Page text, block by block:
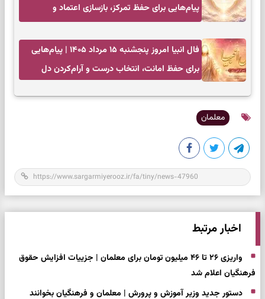
پیام‌هایی برای حفظ تمرکز، بازسازی اعتماد و
فال انبیا امروز پنجشنبه ۱۵ مرداد ۱۴۰۵ | پیام‌هایی
برای حفظ امانت، انتخاب درست و آرام‌کردن دل
معلمان
اخبار مرتبط
واریزی ۲۶ تا ۴۶ میلیون تومان برای معلمان | جزییات افزایش حقوق
فرهنگیان اعلام شد
دستور جدید وزیر آموزش و پرورش | معلمان و فرهنگیان بخوانند